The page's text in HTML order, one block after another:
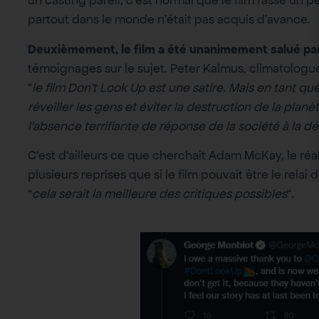
partout dans le monde n’était pas acquis d’avance.
Deuxièmement, le film a été unanimement salué
témoignages sur le sujet. Peter Kalmus,
“le film Don’t Look Up est une satire. Mais en tant
réveiller les gens et éviter la destruction de la
l’absence terrifiante de réponse de la société à la
C’est d’ailleurs ce que cherchait Adam McKay, le
plusieurs reprises que si le film pouvait être le relai
“cela serait la meilleure des critiques possibles“.